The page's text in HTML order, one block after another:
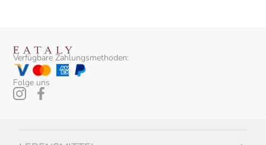
Verfügbare Zahlungsmethoden:
Folge uns